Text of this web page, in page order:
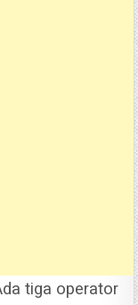
tiga operator